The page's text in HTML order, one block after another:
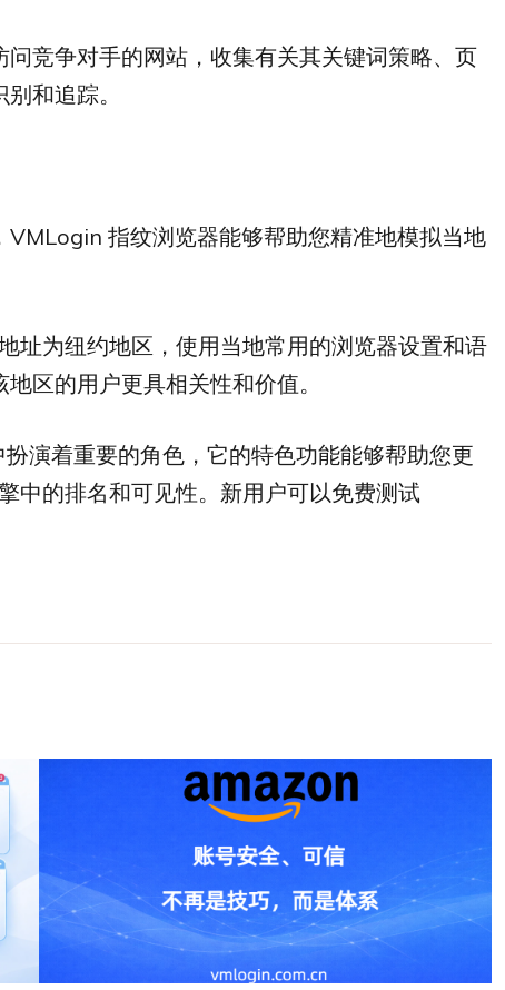
竞争对手的网站，收集有关其关键词策略、页
和追踪。
指纹浏览器能够帮助您精准地模拟当地
址为纽约地区，使用当地常用的浏览器设置和语
区的用户更具相关性和价值。
演着重要的角色，它的特色功能能够帮助您更
中的排名和可见性。新用户可以免费测试